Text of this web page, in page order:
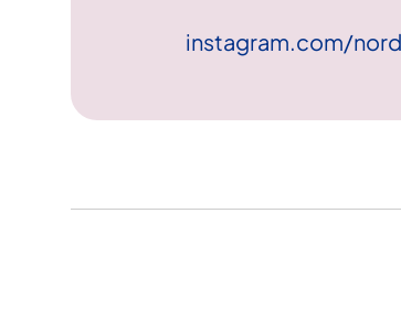
instagram.com/